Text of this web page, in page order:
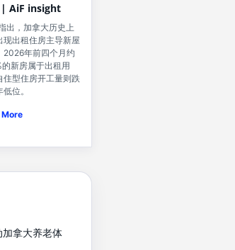
| AiF insight
出，加拿大历史上
现出租住房主导新屋
2026年前四个月约
的新房属于出租用
住型住房开工量则跌
位。
More
拿大养老体